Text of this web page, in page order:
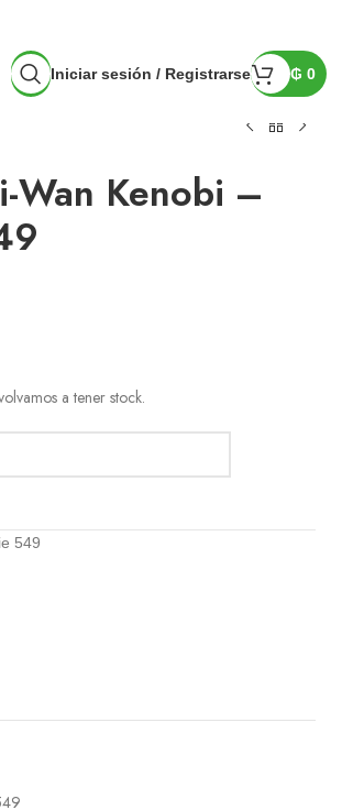
Iniciar sesión / Registrarse ₲ 0
Wan Kenobi –
a tener stock.
549